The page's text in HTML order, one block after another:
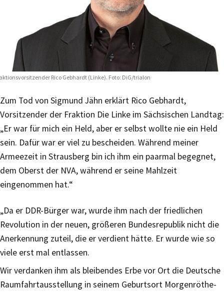
Rico Gebhardt (Linke). Foto: DiG/trialon
Zum Tod von Sigmund Jähn erklärt Rico Gebhardt,
Vorsitzender der Fraktion Die Linke im Sächsischen Landtag:
„Er war für mich ein Held, aber er selbst wollte nie ein Held
sein. Dafür war er viel zu bescheiden. Während meiner
Armeezeit in Strausberg bin ich ihm ein paarmal begegnet,
dem Oberst der NVA, während er seine Mahlzeit
eingenommen hat.“
„Da er DDR-Bürger war, wurde ihm nach der friedlichen
Revolution in der neuen, größeren Bundesrepublik nicht die
Anerkennung zuteil, die er verdient hätte. Er wurde wie so
viele erst mal entlassen.
Wir verdanken ihm als bleibendes Erbe vor Ort die Deutsche
Raumfahrtausstellung in seinem Geburtsort Morgenröthe-